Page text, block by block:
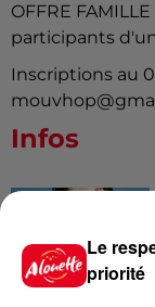
OFFRE
participants
Inscriptions au
Infos
Le
priorité